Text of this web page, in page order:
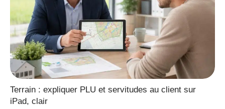
Terrain : expliquer PLU et servitudes au client sur
iPad, clair